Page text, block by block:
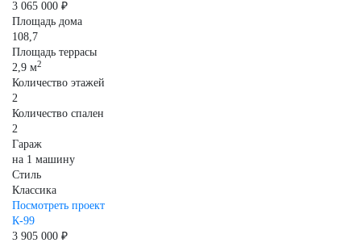
3 065 000 ₽
Площадь дома
108,7
Площадь террасы
2,9 м2
Количество этажей
2
Количество спален
2
Гараж
на 1 машину
Стиль
Классика
Посмотреть проект
К-99
3 905 000 ₽